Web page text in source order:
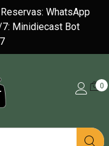
WhatsApp
Minidiecast Bot
0